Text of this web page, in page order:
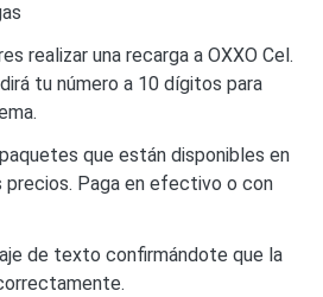
realizar una recarga a OXXO Cel.
tu número a 10 dígitos para
que están disponibles en
Paga en efectivo o con
de texto confirmándote que la